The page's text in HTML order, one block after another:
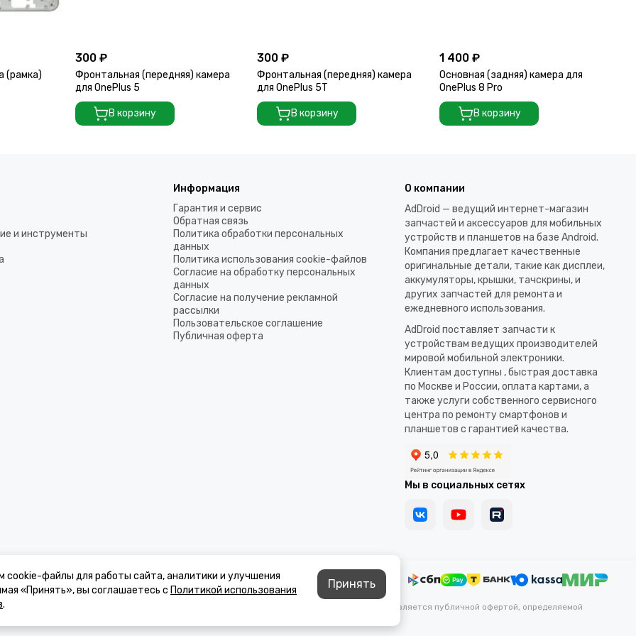
(рамка)
300 ₽
Фронтальная (передняя) камера
для OnePlus 5
В корзину
300 ₽
Фронтальная (передняя) камера
для OnePlus 5T
В корзину
1 400 ₽
Основная (задняя) камера для
OnePlus 8 Pro
В корзину
и инструменты
Информация
Гарантия и сервис
Обратная связь
Политика обработки персональных
данных
Политика использования cookie-файлов
Согласие на обработку персональных
данных
Согласие на получение рекламной
рассылки
Пользовательское соглашение
Публичная оферта
О компании
AdDroid — ведущий интернет-магазин
запчастей и аксессуаров для мобильных
устройств и планшетов на базе Android.
Компания предлагает качественные
оригинальные детали, такие как дисплеи,
аккумуляторы, крышки, тачскрины, и
других запчастей для ремонта и
ежедневного использования.​
AdDroid поставляет запчасти к
устройствам ведущих производителей
мировой мобильной электроники.
Клиентам доступны , быстрая доставка
по Москве и России, оплата картами, а
также услуги собственного сервисного
центра по ремонту смартфонов и
планшетов с гарантией качества.
Мы в социальных сетях
стоимости товаров и услуг, носит информационный характер и ни при каких условиях не является публичной офертой, определяемой
cookie-файлы для работы сайта, аналитики и улучшения
«Принять», вы соглашаетесь с Политикой использования
.
Принять